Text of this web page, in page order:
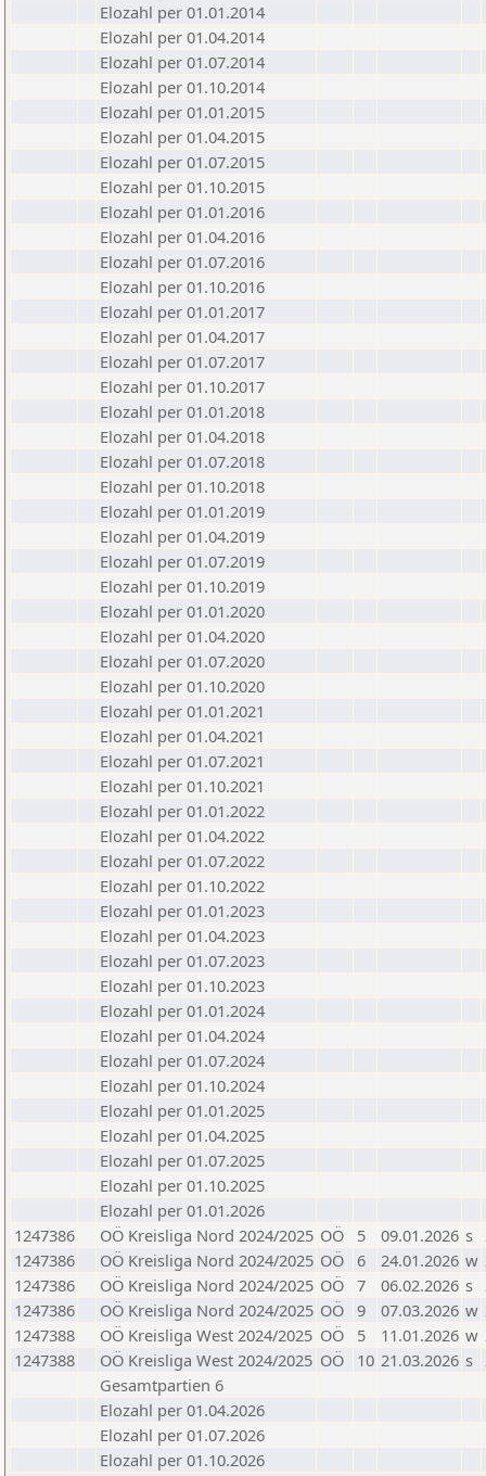
Elozahl per 01.01.2014
Elozahl per 01.04.2014
Elozahl per 01.07.2014
Elozahl per 01.10.2014
Elozahl per 01.01.2015
Elozahl per 01.04.2015
Elozahl per 01.07.2015
Elozahl per 01.10.2015
Elozahl per 01.01.2016
Elozahl per 01.04.2016
Elozahl per 01.07.2016
Elozahl per 01.10.2016
Elozahl per 01.01.2017
Elozahl per 01.04.2017
Elozahl per 01.07.2017
Elozahl per 01.10.2017
Elozahl per 01.01.2018
Elozahl per 01.04.2018
Elozahl per 01.07.2018
Elozahl per 01.10.2018
Elozahl per 01.01.2019
Elozahl per 01.04.2019
Elozahl per 01.07.2019
Elozahl per 01.10.2019
Elozahl per 01.01.2020
Elozahl per 01.04.2020
Elozahl per 01.07.2020
Elozahl per 01.10.2020
Elozahl per 01.01.2021
Elozahl per 01.04.2021
Elozahl per 01.07.2021
Elozahl per 01.10.2021
Elozahl per 01.01.2022
Elozahl per 01.04.2022
Elozahl per 01.07.2022
Elozahl per 01.10.2022
Elozahl per 01.01.2023
Elozahl per 01.04.2023
Elozahl per 01.07.2023
Elozahl per 01.10.2023
Elozahl per 01.01.2024
Elozahl per 01.04.2024
Elozahl per 01.07.2024
Elozahl per 01.10.2024
Elozahl per 01.01.2025
Elozahl per 01.04.2025
Elozahl per 01.07.2025
Elozahl per 01.10.2025
Elozahl per 01.01.2026
1247386
OÖ Kreisliga Nord 2024/2025 OÖ 5 09.01.2026 s
1247386
OÖ Kreisliga Nord 2024/2025 OÖ 6 24.01.2026 w
1247386
OÖ Kreisliga Nord 2024/2025 OÖ 7 06.02.2026 s
1247386
OÖ Kreisliga Nord 2024/2025 OÖ 9 07.03.2026 w
1247388
OÖ Kreisliga West 2024/2025 OÖ 5 11.01.2026 w
1247388
OÖ Kreisliga West 2024/2025 OÖ 10 21.03.2026 s
Gesamtpartien 6
Elozahl per 01.04.2026
Elozahl per 01.07.2026
Elozahl per 01.10.2026